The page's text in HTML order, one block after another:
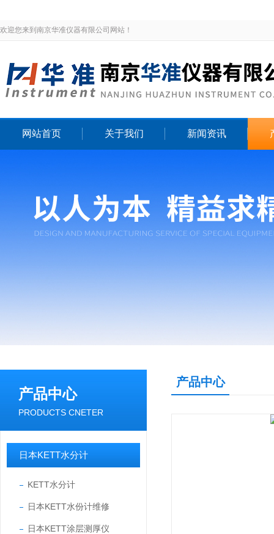
欢迎您来到南京华准仪器有限公司网站！
网站首页 关于我们 新闻资讯
产品中心
PRODUCTS CNETER
日本KETT水分计
KETT水分计
日本KETT水份计维修
日本KETT涂层测厚仪
产品中心